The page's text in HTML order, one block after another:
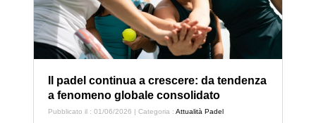
Il padel continua a crescere: da tendenza
a fenomeno globale consolidato
Pubblicato il : 01/06/2026 | Categoria :Attualità Padel